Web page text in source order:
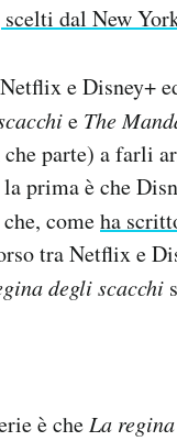
dal New
e Disney+
e The
parte) a farli
prima è che
comeha
tra Netflix e
degli scacchi
è cheLa